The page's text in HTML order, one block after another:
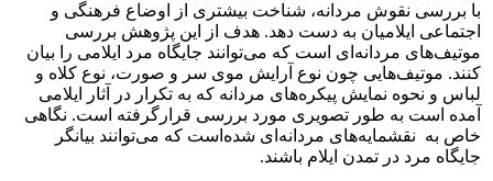
با بررسی نقوش مردانه، شناخت بیشتری از اوضاع فرهنگی و
اجتماعی ایلامیان به دست دهد. هدف از این پژوهش بررسی
موتیف‌های مردانه‌ای است که می‌توانند جایگاه مرد ایلامی را بیان
کنند. موتیف‌هایی چون نوع آرایش موی سر و صورت، نوع کلاه و
لباس و نحوه نمایش پیکره‌های مردانه که به تکرار در آثار ایلامی
آمده است به ‌طور تصویری مورد بررسی قرارگرفته است. نگاهی
خاص به نقشمایه‌های مردانه‌ای شده‌است که می‌توانند بیانگر
جایگاه مرد در تمدن ایلام باشند.